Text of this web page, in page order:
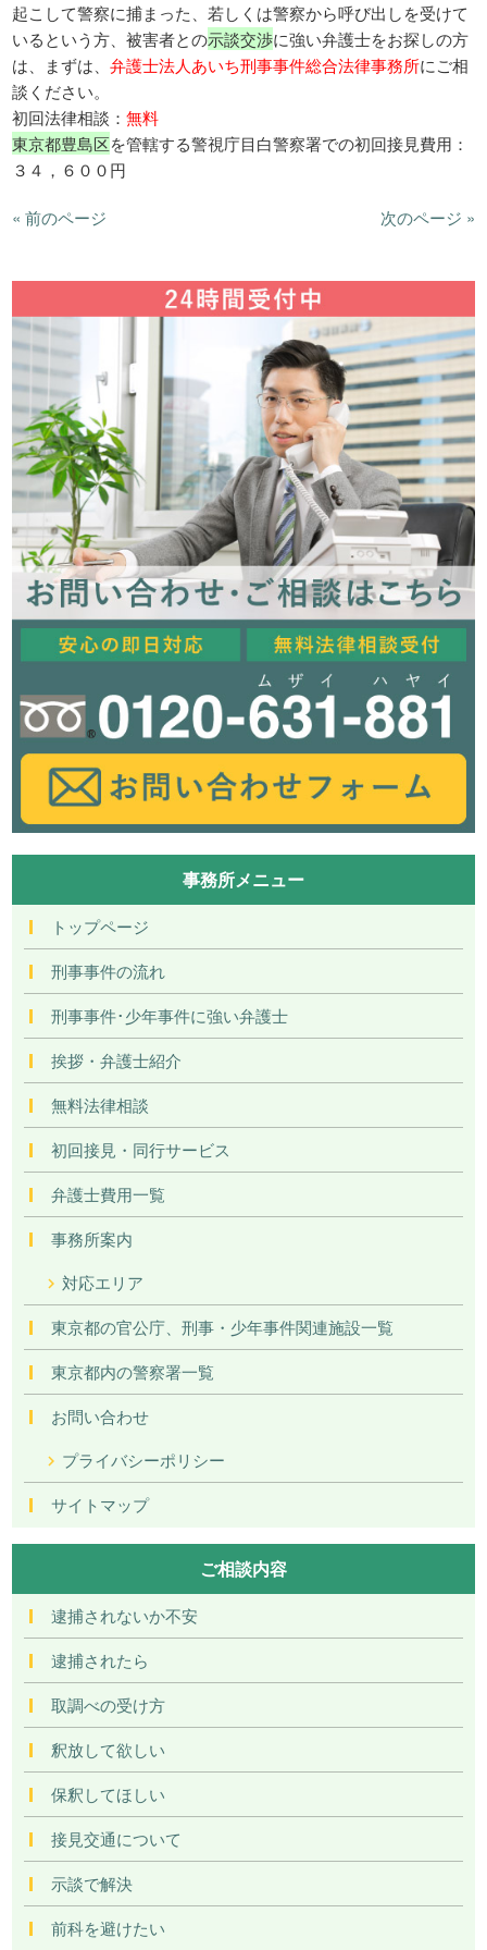
起こして警察に捕まった、若しくは警察から呼び出しを受けて
いるという方、被害者との示談交渉に強い弁護士をお探しの方
は、まずは、弁護士法人あいち刑事事件総合法律事務所にご相
談ください。
初回法律相談：無料
東京都豊島区を管轄する警視庁目白警察署での初回接見費用：
３４，６００円
« 前のページ 次のページ »
事務所メニュー
トップページ
刑事事件の流れ
刑事事件･少年事件に強い弁護士
挨拶・弁護士紹介
無料法律相談
初回接見・同行サービス
弁護士費用一覧
事務所案内
対応エリア
東京都の官公庁、刑事・少年事件関連施設一覧
東京都内の警察署一覧
お問い合わせ
プライバシーポリシー
サイトマップ
ご相談内容
逮捕されないか不安
逮捕されたら
取調べの受け方
釈放して欲しい
保釈してほしい
接見交通について
示談で解決
前科を避けたい